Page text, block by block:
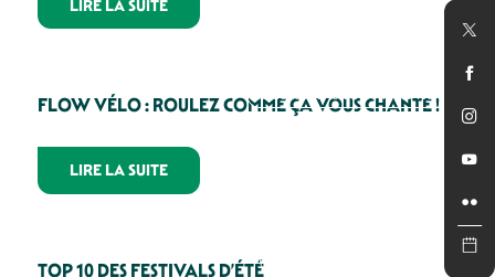
LIRE LA SUITE
La découverte du Périgord Noir
FLOW VÉLO : ROULEZ COMME ÇA VOUS CHANTE !
LIRE LA SUITE
TOP 10 DES FESTIVALS D’ÉTÉ